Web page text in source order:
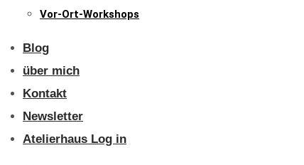
Vor-Ort-Workshops
Blog
über mich
Kontakt
Newsletter
Atelierhaus Log in